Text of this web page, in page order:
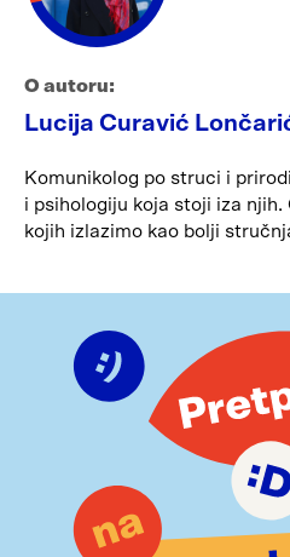
O autoru:
Lucija Curavić
Komunikolog po struci i
i psihologiju koja stoji iza
kojih izlazimo kao bolji